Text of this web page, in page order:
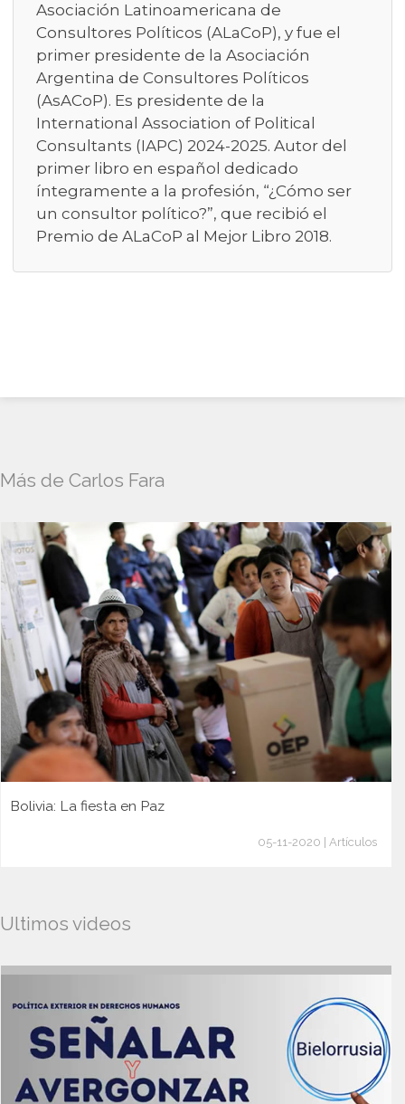
Asociación Latinoamericana de
Consultores Políticos (ALaCoP), y fue el
primer presidente de la Asociación
Argentina de Consultores Políticos
(AsACoP). Es presidente de la
International Association of Political
Consultants (IAPC) 2024-2025. Autor del
primer libro en español dedicado
íntegramente a la profesión, “¿Cómo ser
un consultor político?”, que recibió el
Premio de ALaCoP al Mejor Libro 2018.
Más de Carlos Fara
Bolivia: La fiesta en Paz
05-11-2020 | Artículos
Ultimos videos